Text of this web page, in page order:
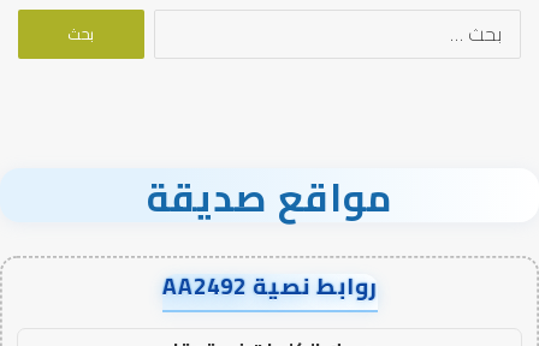
البحث
مواقع صديقة
روابط نصية AA2492